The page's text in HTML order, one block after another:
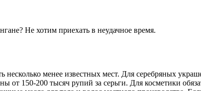
Не хотим приехать в неудачное время.
несколько менее известных мест. Для серебряных
от 150-200 тысяч рупий за серьги. Для косметики